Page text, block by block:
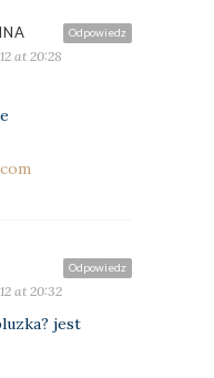
Odpowiedz
at 20:28
Odpowiedz
at 20:32
jest